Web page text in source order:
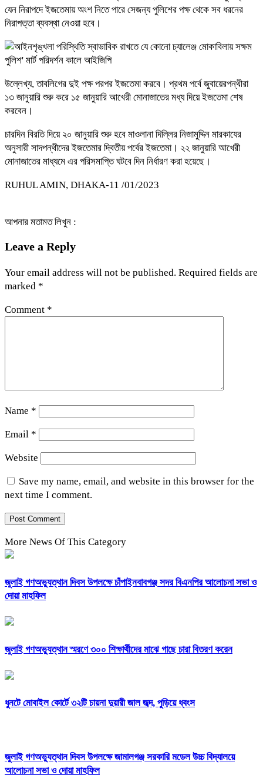
যেন নিরাপদে ইজতেমায় অংশ নিতে পারে সেজন্য পুলিশের পক্ষ থেকে সব ধরনের
নিরাপত্তা ব্যবস্থা নেওয়া হবে।
উল্লেখ্য, তাবলিগের দুই পক্ষ পরপর ইজতেমা করবে। প্রথম পর্বে জুবায়েরপন্থীরা
১৩ জানুয়ারি শুরু করে ১৫ জানুয়ারি আখেরী মোনাজাতের মধ্য দিয়ে ইজতেমা শেষ
করবেন।
চারদিন বিরতি দিয়ে ২০ জানুয়ারি শুরু হবে মাওলানা দিল্লির নিজামুদ্দিন মারকাযের
অনুসারী সাদপন্থীদের ইজতেমার দ্বিতীয় পর্বের ইজতেমা। ২২ জানুয়ারি আখেরী
মোনাজাতের মাধ্যমে এর পরিসমাপ্তি ঘটবে দিন নির্ধারণ করা হয়েছে।
RUHUL AMIN, DHAKA-11 /01/2023
আপনার মতামত লিখুন :
Leave a Reply
Your email address will not be published. Required fields are
marked *
Comment *
Name *
Email *
Website
Save my name, email, and website in this browser for the
next time I comment.
More News Of This Category
জুলাই গণঅভ্যুত্থান দিবস উপলক্ষে চাঁপাইনবাবগঞ্জ সদর বিএনপির আলোচনা সভা ও
দোয়া মাহফিল
জুলাই গণঅভ্যুত্থান স্মরণে ৩০০ শিক্ষার্থীদের মাঝে গাছে চারা বিতরণ করেন
ধুনটে মোবাইল কোর্টে ৩২টি চায়না দুয়ারী জাল জব্দ, পুড়িয়ে ধ্বংস
জুলাই গণঅভ্যুত্থান দিবস উপলক্ষে জামালগঞ্জ সরকারি মডেল উচ্চ বিদ্যালয়ে
আলোচনা সভা ও দোয়া মাহফিল